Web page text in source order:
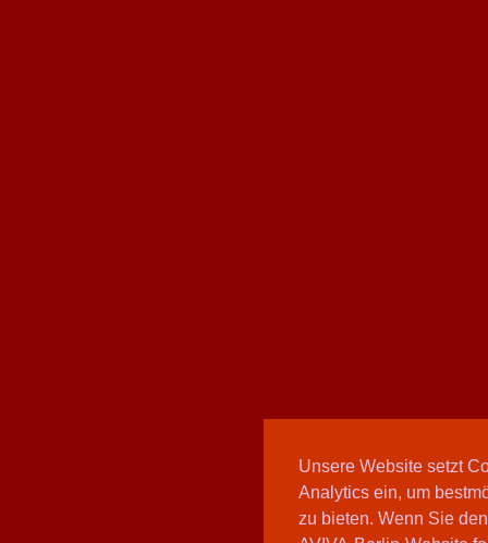
Unsere Website setzt
Analytics ein, um
zu bieten. Wenn Sie